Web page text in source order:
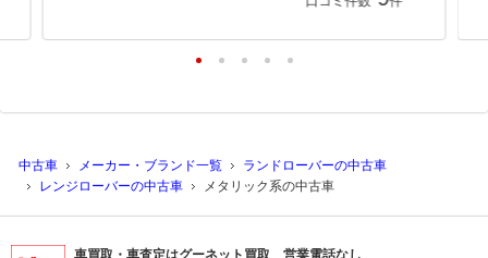
中古車 メーカー・ブランド一覧
ランドローバーの中古車
レンジローバーの中古車
メタリック系の中古車
車買取・車査定はグーネット買取 営業電話なし